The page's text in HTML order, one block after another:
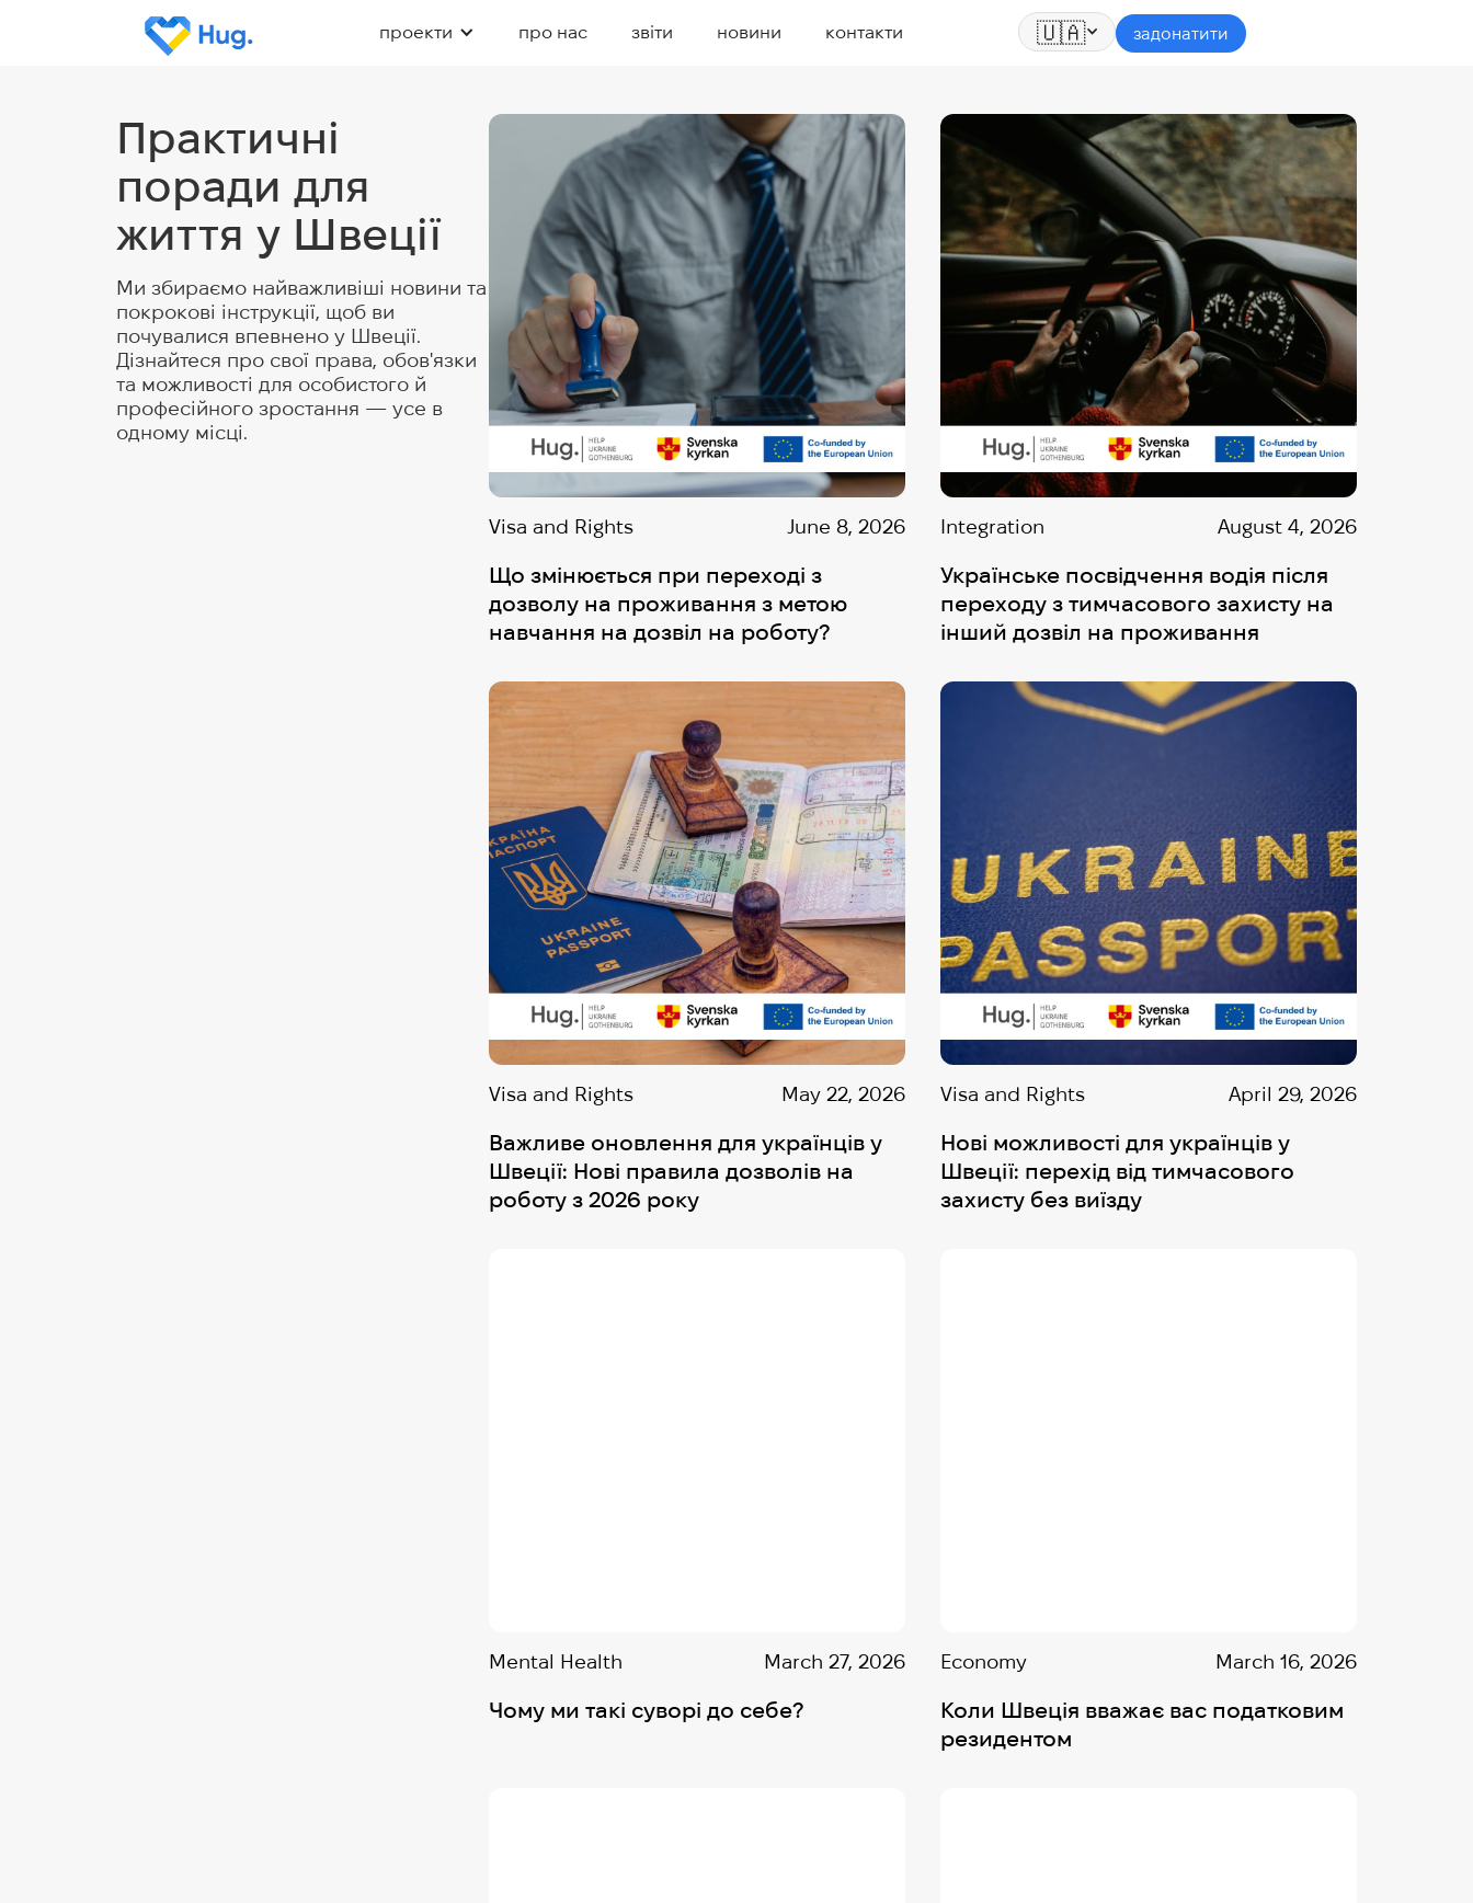
проекти про нас звіти новини контакти 🇺🇦 задонатити
Практичні
поради для
життя у Швеції
Ми збираємо найважливіші новини та
покрокові інструкції, щоб ви
почувалися впевнено у Швеції.
Дізнайтеся про свої права, обов'язки
та можливості для особистого й
професійного зростання — усе в
одному місці.
Visa and Rights June 8, 2026
Що змінюється при переході з
дозволу на проживання з метою
навчання на дозвіл на роботу?
Integration August 4, 2026
Українське посвідчення водія після
переходу з тимчасового захисту на
інший дозвіл на проживання
Visa and Rights May 22, 2026
Важливе оновлення для українців у
Швеції: Нові правила дозволів на
роботу з 2026 року
Visa and Rights April 29, 2026
Нові можливості для українців у
Швеції: перехід від тимчасового
захисту без виїзду
Mental Health March 27, 2026
Чому ми такі суворі до себе?
Economy March 16, 2026
Коли Швеція вважає вас податковим
резидентом